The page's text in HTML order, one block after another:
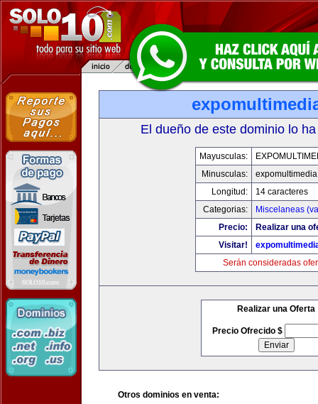
El dueño de este dominio lo
Mayusculas:
Minusculas:
Longitud:
14 caracteres
Categorias:
Miscelaneas
Precio:
Realizar una
Visitar!
Serán consideradas
Realizar una Oferta
Precio Ofrecido $
Otros dominios en venta: